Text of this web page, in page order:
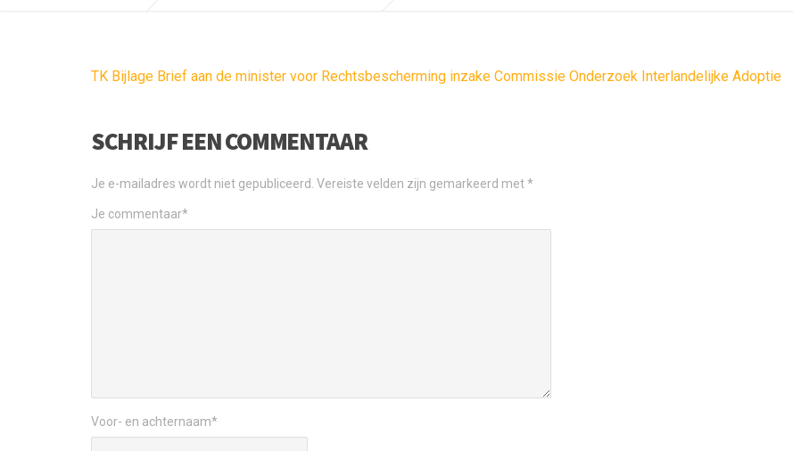
TK Bijlage Brief aan de minister voor Rechtsbescherming inzake Commissie Onderzoek Interlandelijke Adoptie
SCHRIJF EEN COMMENTAAR
Je e-mailadres wordt niet gepubliceerd. Vereiste velden zijn gemarkeerd met*
Je commentaar*
Voor- en achternaam*